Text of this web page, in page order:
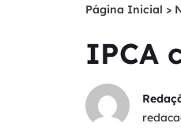
Página Inicial >
IPCA